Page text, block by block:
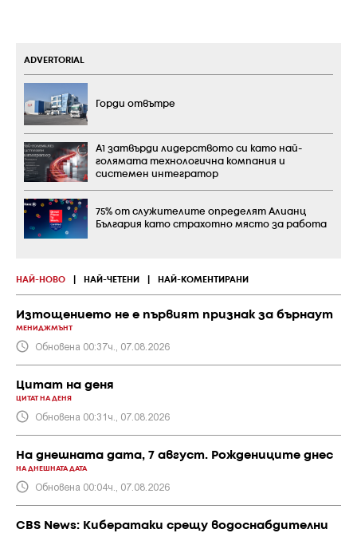
НАЙ-НОВО НАЙ-ЧЕТЕНИ НАЙ-КОМЕНТИРАНИ
Изтощението не е първият признак за бърнаут
МЕНИДЖМЪНТ
Обновена 00:37ч., 07.08.2026
Цитат на деня
ЦИТАТ НА ДЕНЯ
Обновена 00:31ч., 07.08.2026
На днешната дата, 7 август. Рождениците днес
НА ДНЕШНАТА ДАТА
Обновена 00:04ч., 07.08.2026
CBS News: Кибератаки срещу водоснабдителни
ADVERTORIAL
Горди отвътре
А1 затвърди лидерството си като най-
голямата технологична компания и
системен интегратор
75% от служителите определят Алианц
България като страхотно място за работа